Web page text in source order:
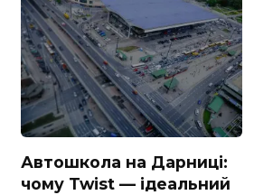
Автошкола на Дарниці:
чому Twist — ідеальний